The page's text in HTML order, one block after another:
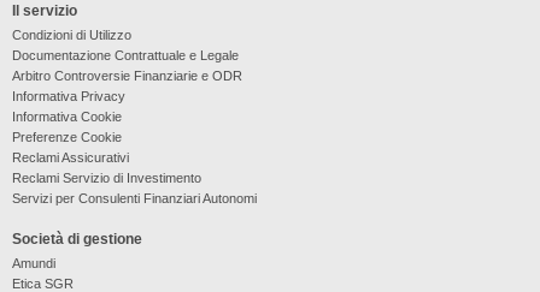
Il servizio
Condizioni di Utilizzo
Documentazione Contrattuale e Legale
Arbitro Controversie Finanziarie e ODR
Informativa Privacy
Informativa Cookie
Preferenze Cookie
Reclami Assicurativi
Reclami Servizio di Investimento
Servizi per Consulenti Finanziari Autonomi
Società di gestione
Amundi
Etica SGR